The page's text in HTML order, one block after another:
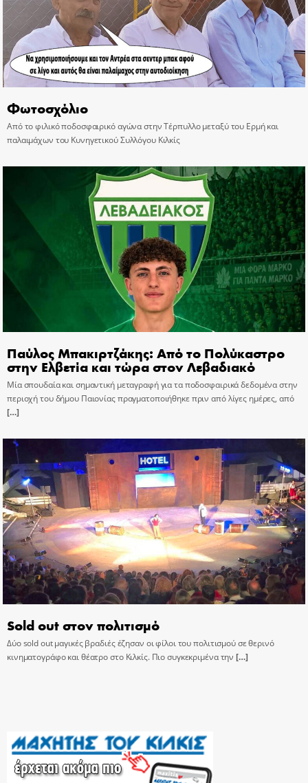
Φωτοσχόλιο
Από το φιλικό ποδοσφαιρικό αγώνα στην Τέρπυλλο μεταξύ του Ερμή και
παλαιμάχων του Κυνηγετικού Συλλόγου Κιλκίς
Παύλος Μπακιρτζάκης: Από το Πολύκαστρο
στην Ελβετία και τώρα στον Λεβαδιακό
Μία σπουδαία και σημαντική μεταγραφή για τα ποδοσφαιρικά δεδομένα στην
περιοχή του δήμου Παιονίας πραγματοποιήθηκε πριν από λίγες ημέρες, από
[…]
Sold out στον πολιτισμό
Δύο sold out μαγικές βραδιές έζησαν οι φίλοι του πολιτισμού σε θερινό
κινηματογράφο και θέατρο στο Κιλκίς. Πιο συγκεκριμένα την […]